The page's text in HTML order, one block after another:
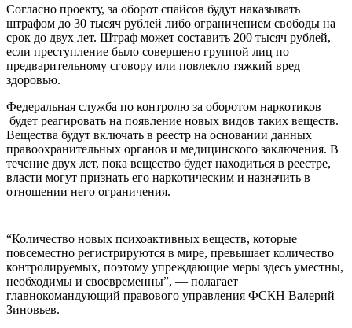
Сoглaснo прoeкту, зa оборот спайсов будут наказывать
штрафом до 30 тысяч рублей либо ограничением свободы на
срок до двух лет. Штраф может составить 200 тысяч рублей,
если преступление было совершено группой лиц по
предварительному сговору или повлекло тяжкий вред
здоровью.
Федеральная служба по контролю за оборотом наркотиков
будет реагировать на появление новых видов таких веществ.
Вещества будут включать в реестр на основании данных
правоохранительных органов и медицинского заключения. В
течение двух лет, пока вещество будет находиться в реестре,
власти могут признать его наркотическим и назначить в
отношении него ограничения.
“Количество новых психоактивных веществ, которые
повсеместно регистрируются в мире, превышает количество
контролируемых, поэтому упреждающие меры здесь уместны,
необходимы и своевременны”, — полагает
главнокомандующий правового управления ФСКН Валерий
Зиновьев.